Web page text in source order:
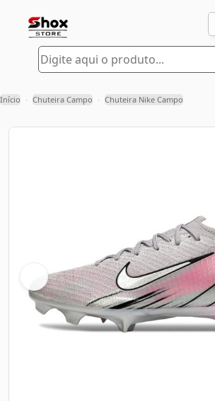
Início › Chuteira Campo › Chuteira Nike Campo